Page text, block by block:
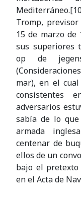
Tromp,
15 de marzo de
sus superiores
op de
mar), en el
consistentes
adversarios
sabía de lo
armada
centenar de
ellos de un
bajo el
en el Acta de